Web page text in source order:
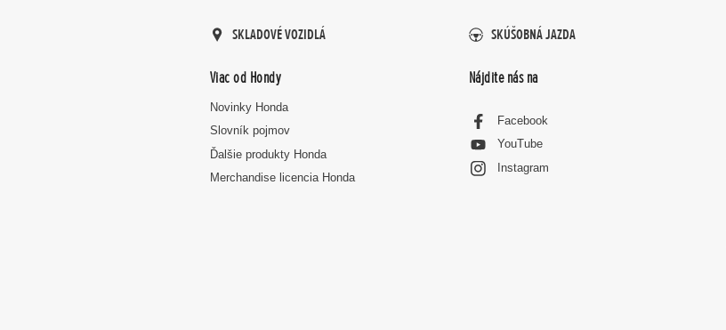
SKLADOVÉ VOZIDLÁ SKÚŠOBNÁ JAZDA
Viac od Hondy
Novinky Honda
Slovník pojmov
Ďalšie produkty Honda
Merchandise licencia Honda
Nájdite nás na
Facebook
YouTube
Instagram